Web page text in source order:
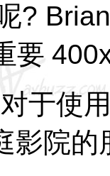
?
要
对于使
影院的